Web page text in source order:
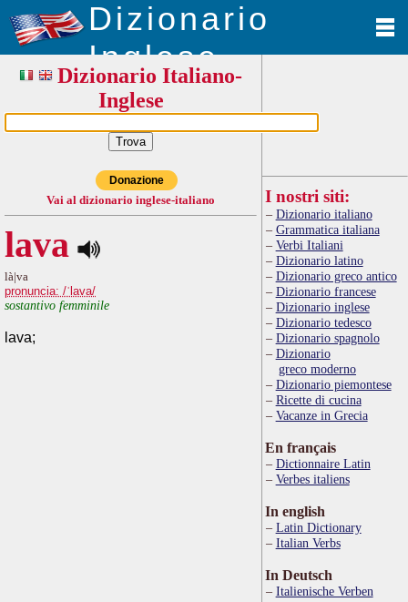
Dizionario
Inglese
Dizionario Italiano-
Inglese
Donazione
Vai al dizionario inglese-italiano
lava
là|va
pronuncia: /ˈlava/
sostantivo femminile
lava;
I nostri siti:
Dizionario italiano
Grammatica italiana
Verbi Italiani
Dizionario latino
Dizionario greco antico
Dizionario francese
Dizionario inglese
Dizionario tedesco
Dizionario spagnolo
Dizionario
greco moderno
Dizionario piemontese
Ricette di cucina
Vacanze in Grecia
En français
Dictionnaire Latin
Verbes italiens
In english
Latin Dictionary
Italian Verbs
In Deutsch
Italienische Verben